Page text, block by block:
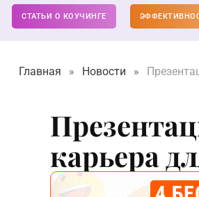
СТАТЬИ О КОУЧИНГЕ
Главная » Новости »
карьера